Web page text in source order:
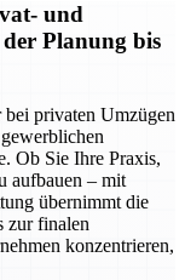
und
Planung bis
privaten Umzügen
Ob Sie Ihre Praxis,
aufbauen – mit
übernimmt die
zur finalen
konzentrieren,